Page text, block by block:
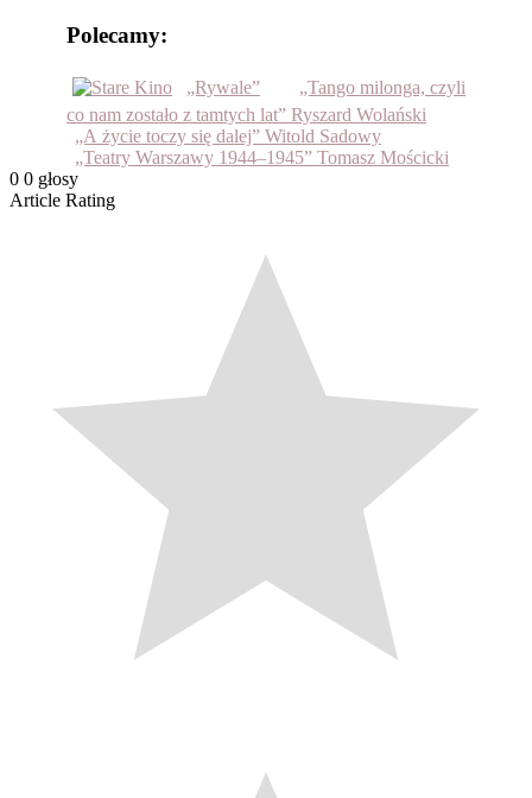
Polecamy:
„Rywale”
„Tango milonga, czyli
co nam zostało z tamtych lat” Ryszard Wolański
„A życie toczy się dalej” Witold Sadowy
„Teatry Warszawy 1944–1945” Tomasz Mościcki
0 0 głosy
Article Rating